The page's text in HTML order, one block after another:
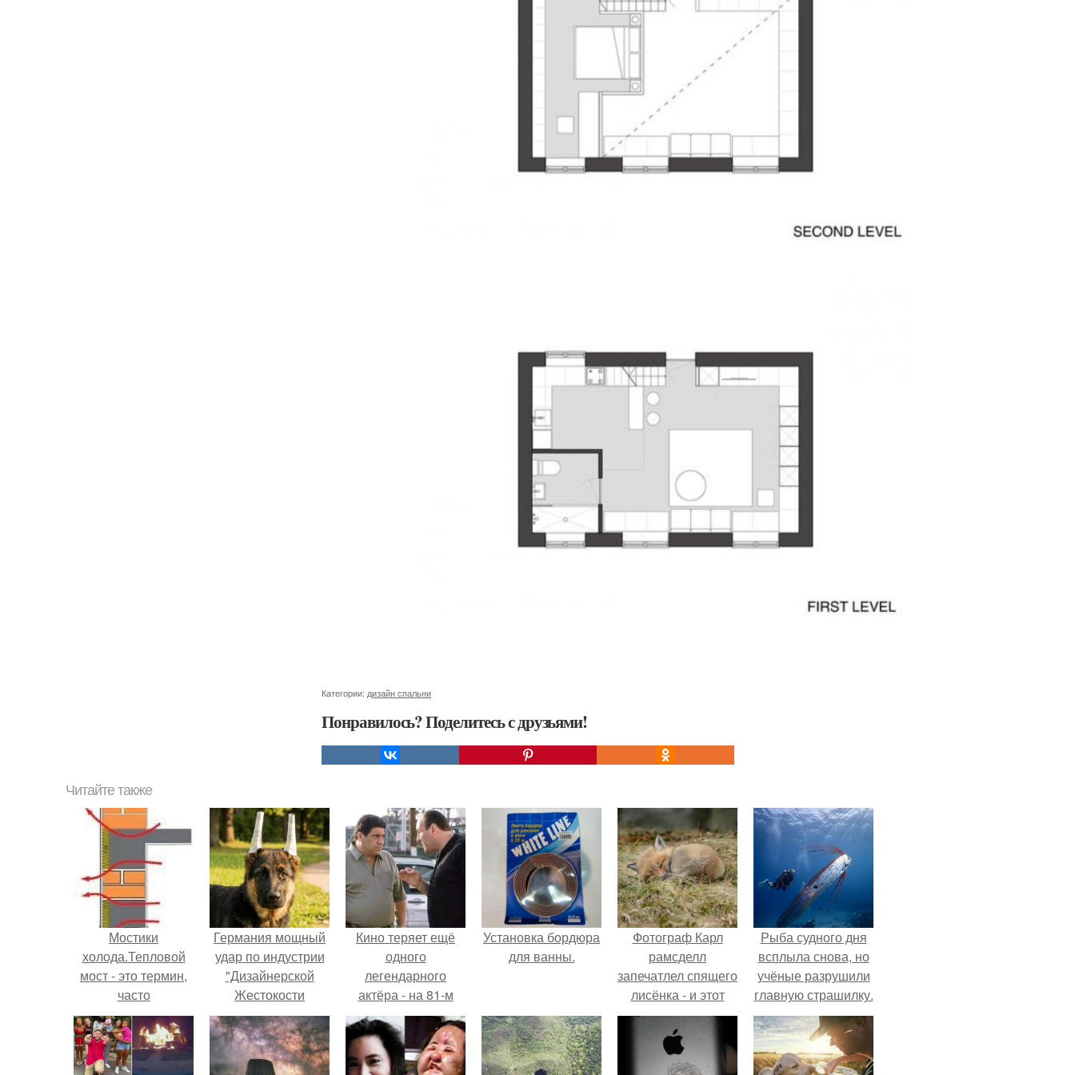
Категории: дизайн спальни
Понравилось? Поделитесь с друзьями!
Читайте также
Мостики
холода.Тепловой
мост - это термин,
часто
используемый в
строительстве и
технике.
Германия мощный
удар по индустрии
"Дизайнерской
Жестокости
нанесла".
Кино теряет ещё
одного
легендарного
актёра - на 81-м
году жизни не стало
Винсента пасторе.
Установка бордюра
для ванны.
Фотограф Карл
рамсделл
запечатлел спящего
лисёнка - и этот
кадр способен
растопить даже
самое суровое
сердце.
Рыба судного дня
всплыла снова, но
учёные разрушили
главную страшилку.